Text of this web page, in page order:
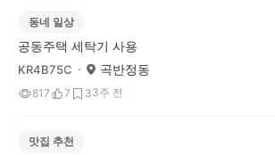
동네 일상
공동주택 세탁기 사용
KR4B75C 곡반정동
817 7 33주 전
맛집 추천